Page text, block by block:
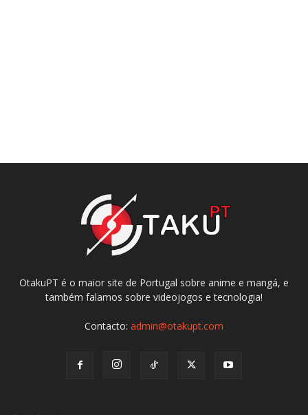
OtakuPT é o maior site de Portugal sobre anime e mangá, e
também falamos sobre videojogos e tecnologia!
Contacto: admin@otakupt.com